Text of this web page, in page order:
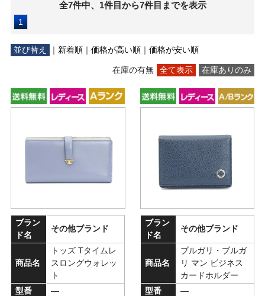
全7件中、1件目から7件目までを表示
1
並び替え ｜ 新着順｜ 価格が高い順｜ 価格が安い順
在庫の有無 全て表示 在庫ありのみ
ブラン
ド名
その他ブランド
商品名
トッズ Tタイムレ
スロングウォレッ
ト
型番
―
ブラン
ド名
その他ブランド
商品名
ブルガリ・ブルガ
リ マン ビジネス
カードホルダー
型番
―